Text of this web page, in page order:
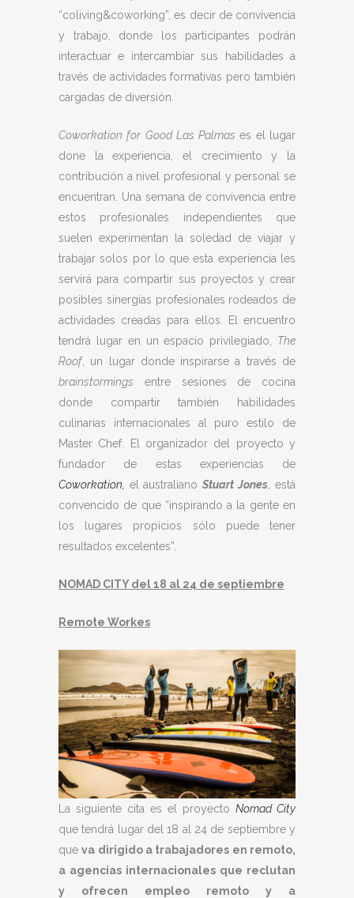
“coliving&coworking”, es decir de convivencia
y trabajo, donde los participantes podrán
interactuar e intercambiar sus habilidades a
través de actividades formativas pero también
cargadas de diversión.
Coworkation for Good Las Palmas es el lugar
done la experiencia, el crecimiento y la
contribución a nivel profesional y personal se
encuentran. Una semana de convivencia entre
estos profesionales independientes que
suelen experimentan la soledad de viajar y
trabajar solos por lo que esta experiencia les
servirá para compartir sus proyectos y crear
posibles sinergias profesionales rodeados de
actividades creadas para ellos. El encuentro
tendrá lugar en un espacio privilegiado, The
Roof, un lugar donde inspirarse a través de
brainstormings entre sesiones de cocina
donde compartir también habilidades
culinarias internacionales al puro estilo de
Master Chef. El organizador del proyecto y
fundador de estas experiencias de
Coworkation,
el australiano Stuart Jones , está
convencido de que “inspirando a la gente en
los lugares propicios sólo puede tener
resultados excelentes”.
NOMAD CITY del 18 al 24 de septiembre
Remote Workes
La siguiente cita es el proyecto Nomad City
que tendrá lugar del 18 al 24 de septiembre y
queva dirigido a trabajadores en remoto,
a agencias internacionales que reclutan
y ofrecen empleo remoto y a